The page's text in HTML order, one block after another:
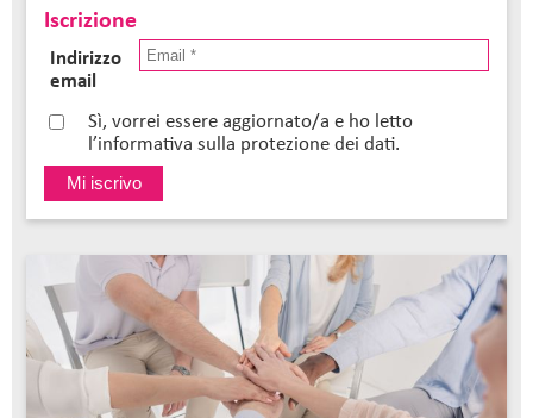
Iscrizione
Indirizzo
email
Sì, vorrei essere aggiornato/a e ho letto
l’informativa sulla protezione dei dati.